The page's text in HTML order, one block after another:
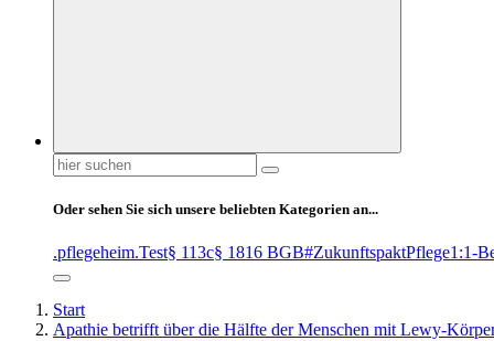
Suchen
nach:
Oder sehen Sie sich unsere beliebten Kategorien an...
.pflegeheim.Test§ 113c§ 1816 BGB#ZukunftspaktPflege1:1-
Start
Apathie betrifft über die Hälfte der Menschen mit Lewy-